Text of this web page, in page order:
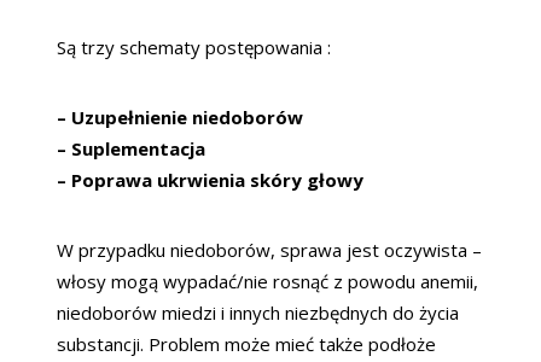
Są trzy schematy postępowania :
– Uzupełnienie niedoborów
– Suplementacja
– Poprawa ukrwienia skóry głowy
W przypadku niedoborów, sprawa jest oczywista –
włosy mogą wypadać/nie rosnąć z powodu anemii,
niedoborów miedzi i innych niezbędnych do życia
substancji. Problem może mieć także podłoże